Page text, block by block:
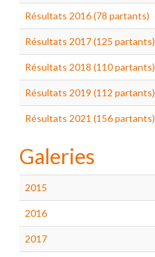
Résultats 2016 (78 partants)
Résultats 2017 (125 partants)
Résultats 2018 (110 partants)
Résultats 2019 (112 partants)
Résultats 2021 (156 partants)
Galeries
2015
2016
2017